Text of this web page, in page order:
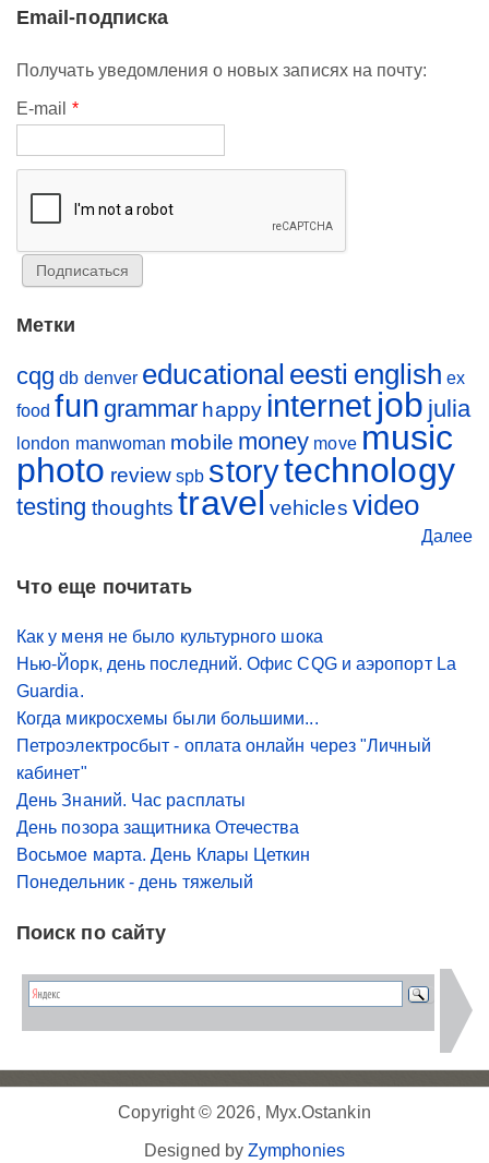
Email-подписка
Получать уведомления о новых записях на почту:
E-mail *
Метки
cqg db denver educational eesti english ex
food fun grammar happy internet job julia
london manwoman mobile money move music
photo review spb storytechnology
testing thoughts travel vehicles video
Далее
Что еще почитать
Как у меня не было культурного шока
Нью-Йорк, день последний. Офис CQG и аэропорт La
Guardia.
Когда микросхемы были большими...
Петроэлектросбыт - оплата онлайн через "Личный
кабинет"
День Знаний. Час расплаты
День позора защитника Отечества
Восьмое марта. День Клары Цеткин
Понедельник - день тяжелый
Поиск по сайту
Copyright © 2026, Myx.Ostankin
Designed byZymphonies